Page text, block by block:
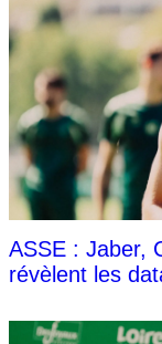
ASSE : Jaber,
révèlent les